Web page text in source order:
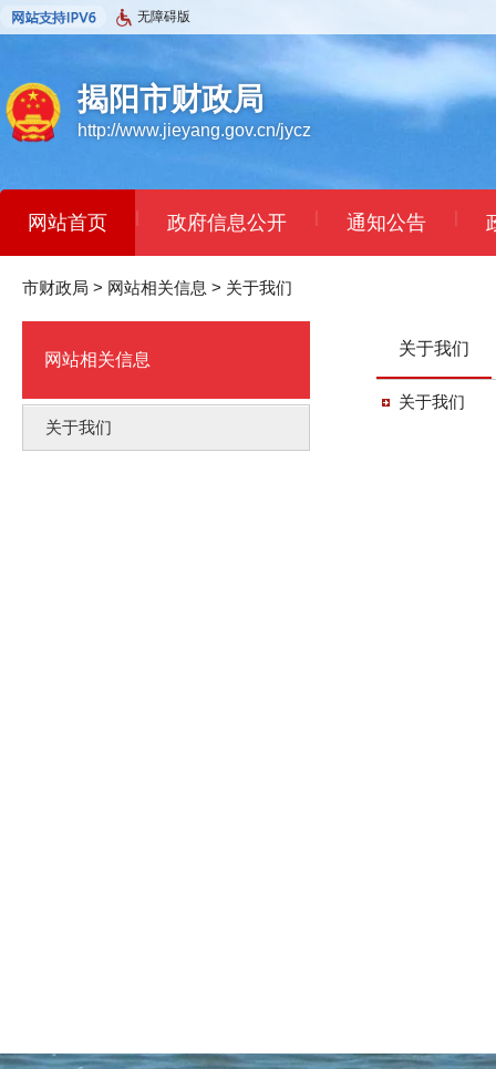
无障碍版
揭阳市财政局
http://www.jieyang.gov.cn/jycz
网站首页 | 政府信息公开 | 通知公告 |
市财政局 > 网站相关信息 > 关于我们
网站相关信息
关于我们
关于我们
关于我们